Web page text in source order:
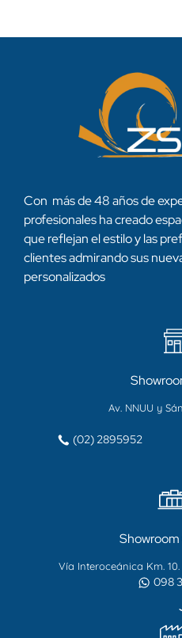
Con más de 48 años de
profesionales ha creado
que reflejan el estilo y las
clientes admirando sus
personalizados
Av. NNUU y
(02) 2895952
Vía Interoceánica Km.
098